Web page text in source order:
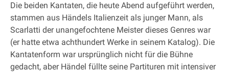
Die beiden Kantaten, die heute Abend aufgeführt werden,
stammen aus Händels Italienzeit als junger Mann, als
Scarlatti der unangefochtene Meister dieses Genres war
(er hatte etwa achthundert Werke in seinem Katalog). Die
Kantatenform war ursprünglich nicht für die Bühne
gedacht, aber Händel füllte seine Partituren mit intensiver